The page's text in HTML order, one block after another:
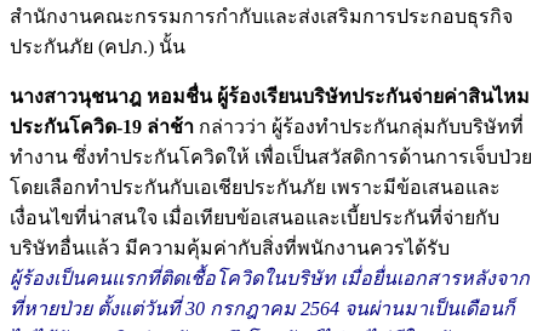
สำนักงานคณะกรรมการกำกับและส่งเสริมการประกอบธุรกิจ
ประกันภัย (คปภ.) นั้น
นางสาวนุชนาฎ หอมชื่น ผู้ร้องเรียนบริษัทประกันจ่ายค่าสินไหม
ประกันโควิด-19 ล่าช้า กล่าวว่า ผู้ร้องทำประกันกลุ่มกับบริษัทที่
ทำงาน ซึ่งทำประกันโควิดให้ เพื่อเป็นสวัสดิการด้านการเจ็บป่วย
โดยเลือกทำประกันกับเอเชียประกันภัย เพราะมีข้อเสนอและ
เงื่อนไขที่น่าสนใจ เมื่อเทียบข้อเสนอและเบี้ยประกันที่จ่ายกับ
บริษัทอื่นแล้ว มีความคุ้มค่ากับสิ่งที่พนักงานควรได้รับ
ผู้ร้องเป็นคนแรกที่ติดเชื้อโควิดในบริษัท เมื่อยื่นเอกสารหลังจาก
ที่หายป่วย ตั้งแต่วันที่ 30 กรกฎาคม 2564 จนผ่านมาเป็นเดือนก็